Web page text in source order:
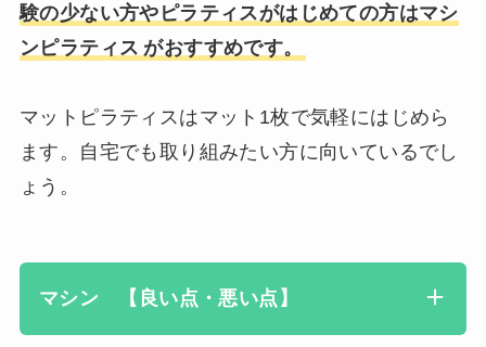
験の少ない方やピラティスがはじめての方はマシ
ンピラテ ィス がおすすめです。
マットピラティスはマット1枚で気軽にはじめら
ます。自宅でも取り組みたい方に向いているでし
ょう。
マシン 【良い点・悪い点】